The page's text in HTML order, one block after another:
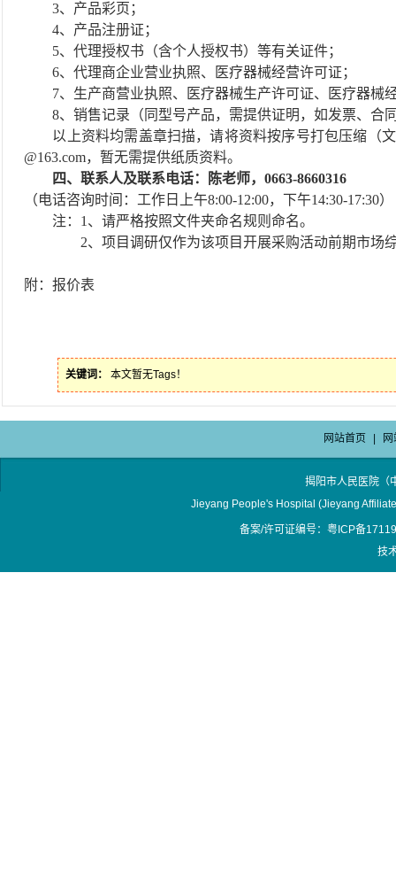
3、产品彩页；
4、产品注册证；
5、代理授权书（含个人授权书）等有关证件；
6、代理商企业营业执照、医疗器械经营许可证；
7、生产商营业执照、医疗器械生产许可证、医疗器械
8、销售记录（同型号产品，需提供证明，如发票、合
以上资料均需盖章扫描，请将资料按序号打包压缩（
@163.com，暂无需提供纸质资料。
四、联系人及联系电话：陈老师，0663-8660316
（电话咨询时间：工作日上午8:00-12:00，下午14:30-17:30）
注： 1、请严格按照文件夹命名规则命名。
2、项目调研仅作为该项目开展采购活动前期市场
附：报价表
关键词： 本文暂无Tags！
网站首页
揭阳市人民医院
Jieyang People's Hospital (Jieyang
备案/许可证编号：粤ICP备
技